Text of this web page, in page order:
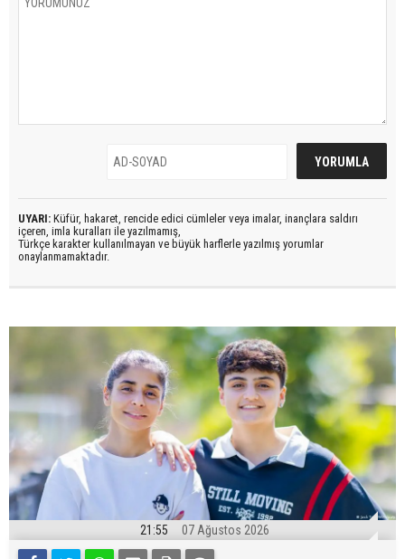
UYARI: Küfür, hakaret, rencide edici cümleler veya imalar, inançlara saldırı
içeren, imla kuralları ile yazılmamış,
Türkçe karakter kullanılmayan ve büyük harflerle yazılmış yorumlar
onaylanmamaktadır.
21:55 07 Ağustos 2026